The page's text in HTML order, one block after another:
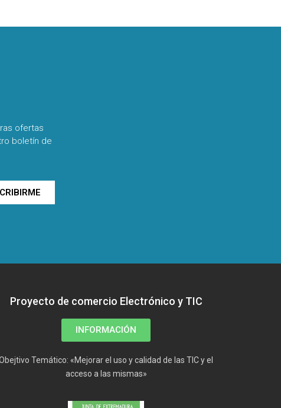
ofertas
boletín de
Proyecto de comercio Electrónico y TIC
INFORMACIÓN
Temático: «Mejorar el uso y calidad de las TIC y el
acceso a las mismas»